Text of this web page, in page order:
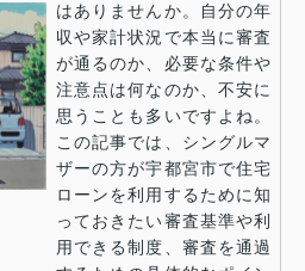
はありませんか。自分の年
収や家計状況で本当に審査
が通るのか、必要な条件や
注意点は何なのか、不安に
思うことも多いですよね。
この記事では、シングルマ
ザーの方が宇都宮市で住宅
ローンを利用するために知
っておきたい審査基準や利
用できる制度、審査を通過